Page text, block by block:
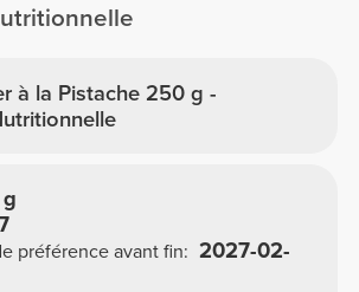
à la Pistache 250 g -
préférence avant fin: 2027-02-